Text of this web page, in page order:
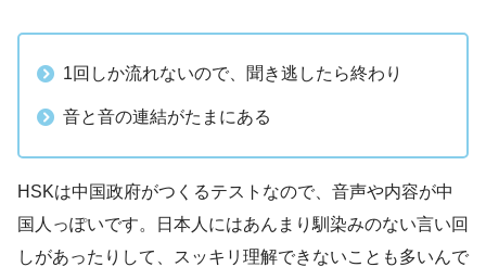
1回しか流れないので、聞き逃したら終わり
音と音の連結がたまにある
HSKは中国政府がつくるテストなので、音声や内容が中
国人っぽいです。日本人にはあんまり馴染みのない言い回
しがあったりして、スッキリ理解できないことも多いんで